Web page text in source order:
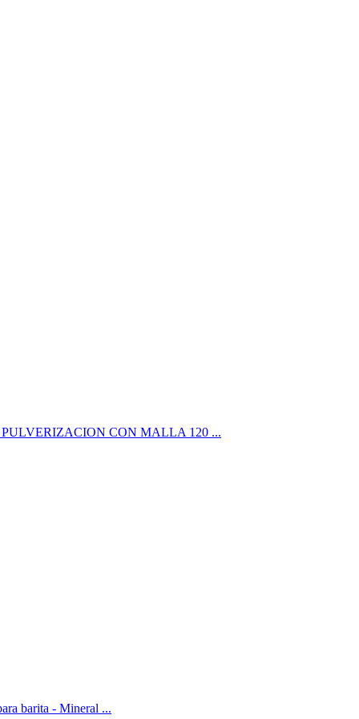
PULVERIZACION CON MALLA 120 ...
barita - Mineral ...